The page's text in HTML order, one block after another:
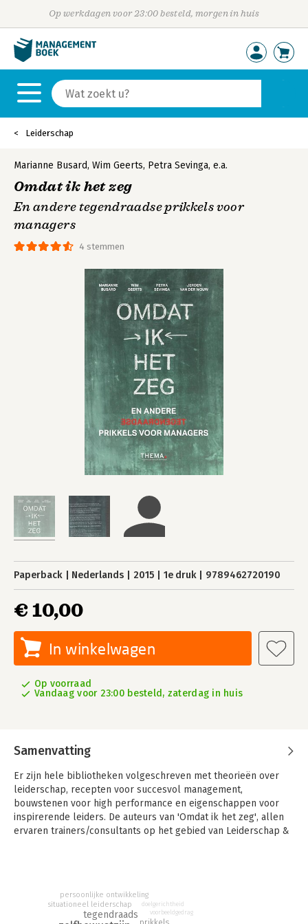
Op werkdagen voor 23:00 besteld, morgen in huis
Leiderschap
4 stemmen
Marianne Busard, Wim Geerts, Petra Sevinga, e.a.
Omdat ik het zeg
En andere tegendraadse prikkels voor
managers
Paperback Nederlands 2015 1e druk 9789462720190
€ 10,00
In winkelwagen
Op voorraad
Vandaag voor 23:00 besteld, zaterdag in huis
Samenvatting
Er zijn hele bibliotheken volgeschreven met theorieën over
leiderschap, recepten voor succesvol management,
bouwstenen voor high performance en eigenschappen voor
inspirerende leiders. De auteurs van 'Omdat ik het zeg', allen
ervaren trainers/consultants op het gebied van Leiderschap &
'Omdat ik het zeg' vertelt je dus niet hoe het precies moet,
tegendraads
situationeel leiderschap
persoonlijke ontwikkeling
doelgerichtheid
voorbeeldgedrag